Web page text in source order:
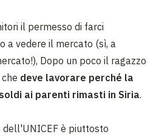
il permesso di farci
a vedere il mercato (sì, a
Dopo un poco il ragazzo
deve lavorare perché la
ai parenti rimasti in Siria.
è piuttosto